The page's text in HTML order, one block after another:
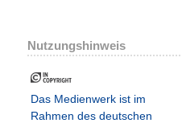
Nutzungshinweis
Das Medienwerk ist im
Rahmen des deutschen